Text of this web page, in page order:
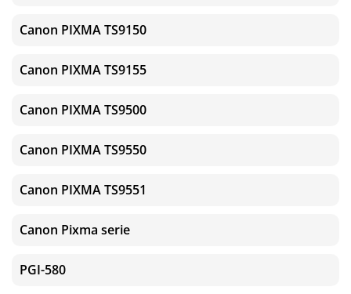
Canon PIXMA TS9150
Canon PIXMA TS9155
Canon PIXMA TS9500
Canon PIXMA TS9550
Canon PIXMA TS9551
Canon Pixma serie
PGI-580